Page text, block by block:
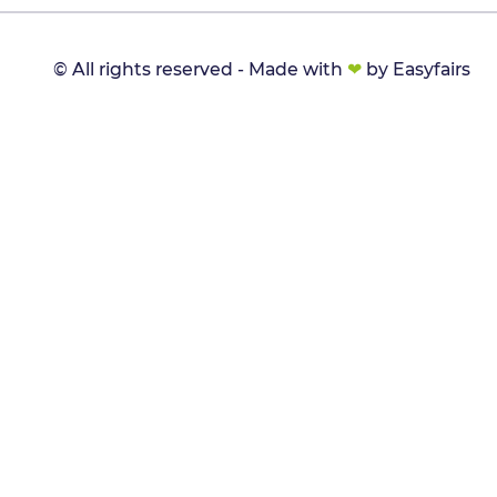
© All rights reserved - Made with ❤ by Easyfairs